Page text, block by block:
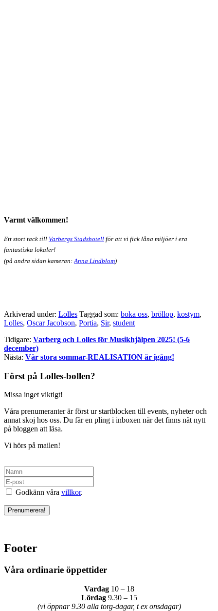
Varmt välkommen!
Ett stort tack till Varbergs Stadshotell för att vi fick låna miljöer i era
fantastiska lokaler!
(på andra sidan kameran: Anna Lindblom)
Arkiverad under: Lolles Taggad som: boka oss, bröllop, kostym,
Lolles, Oscar Jacobson, Portia, Sir, student
Tidigare: Varberg och Lolles för Musikhjälpen 2025! (5-6
december)
Nästa: Vår stora sommar-REALISATION är igång!
Först på Lolles-bollen?
Missa inget viktigt!
Våra prenumeranter är först ur startblocken till events, nyheter och
annat skoj hos oss. Du får en pling i inboxen när det finns nåt nytt
på bloggen att läsa.
Vi hörs på mailen!
Godkänn våra villkor.
Footer
Våra ordinarie öppettider
Vardag10 – 18
Lördag9.30 – 15
(vi öppnar 9.30 alla torg-dagar, t ex onsdagar)